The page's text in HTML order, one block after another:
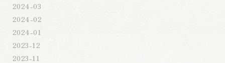
2024-03
2024-02
2024-01
2023-12
2023-11